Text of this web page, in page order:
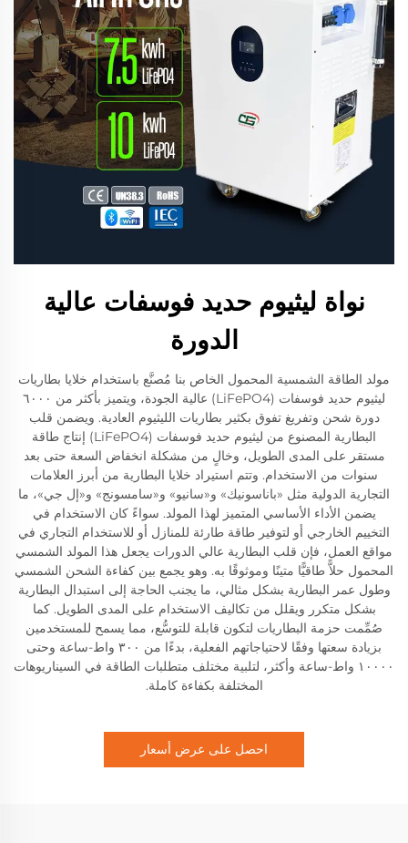
نواة ليثيوم حديد فوسفات عالية
الدورة
مولد الطاقة الشمسية المحمول الخاص بنا مُصنَّع باستخدام خلايا بطاريات
ليثيوم حديد فوسفات (LiFePO4) عالية الجودة، ويتميز بأكثر من ٦٠٠٠
دورة شحن وتفريغ تفوق بكثير بطاريات الليثيوم العادية. ويضمن قلب
البطارية المصنوع من ليثيوم حديد فوسفات (LiFePO4) إنتاج طاقة
مستقر على المدى الطويل، وخالٍ من مشكلة انخفاض السعة حتى بعد
سنوات من الاستخدام. وتتم استيراد خلايا البطارية من أبرز العلامات
التجارية الدولية مثل «باناسونيك» و«سانيو» و«سامسونج» و«إل جي»، ما
يضمن الأداء الأساسي المتميز لهذا المولد. سواءً كان الاستخدام في
التخييم الخارجي أو لتوفير طاقة طارئة للمنازل أو للاستخدام التجاري في
مواقع العمل، فإن قلب البطارية عالي الدورات يجعل هذا المولد الشمسي
المحمول حلاًّ طاقيًّا متينًا وموثوقًا به. وهو يجمع بين كفاءة الشحن الشمسي
وطول عمر البطارية بشكل مثالي، ما يجنب الحاجة إلى استبدال البطارية
بشكل متكرر ويقلل من تكاليف الاستخدام على المدى الطويل. كما
صُمِّمت حزمة البطاريات لتكون قابلة للتوسُّع، مما يسمح للمستخدمين
بزيادة سعتها وفقًا لاحتياجاتهم الفعلية، بدءًا من ٣٠٠ واط-ساعة وحتى
١٠٠٠٠ واط-ساعة وأكثر، لتلبية مختلف متطلبات الطاقة في السيناريوهات
المختلفة بكفاءة كاملة.
احصل على عرض أسعار